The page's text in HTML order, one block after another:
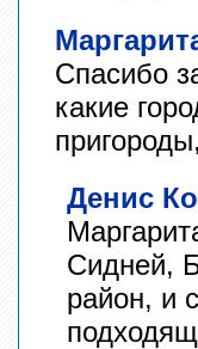
Спасибо
какие
Денис
Сидней,
район, и